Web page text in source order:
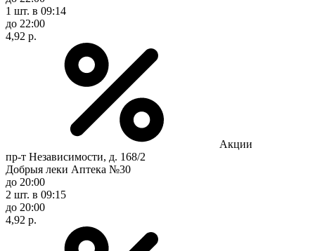
1 шт. в 09:14
до 22:00
4,92 р.
Акции
пр-т Независимости, д. 168/2
Добрыя леки Аптека №30
до 20:00
2 шт. в 09:15
до 20:00
4,92 р.